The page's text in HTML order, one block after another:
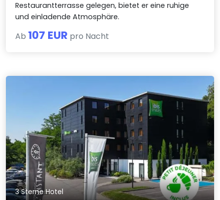
Restaurantterrasse gelegen, bietet er eine ruhige
und einladende Atmosphäre.
Ab 107 EUR pro Nacht
3 Sterne Hotel